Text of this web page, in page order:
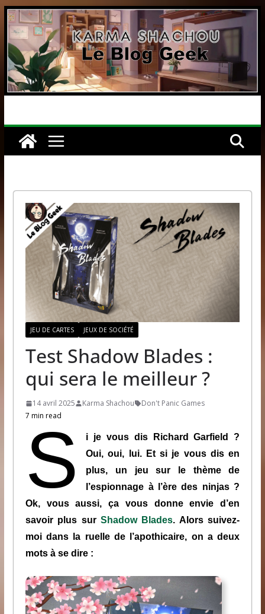
Passer
au
contenu
JEU DE CARTES JEUX DE SOCIÉTÉ
Test Shadow Blades :
qui sera le meilleur ?
14 avril 2025 Karma Shachou
Don't Panic Games
7 min read
S
i je vous dis Richard Garfield ?
Oui, oui, lui. Et si je vous dis en
plus, un jeu sur le thème de
l’espionnage à l’ère des ninjas ?
Ok, vous aussi, ça vous donne envie d’en
savoir plus sur Shadow Blades. Alors suivez-
moi dans la ruelle de l’apothicaire, on a deux
mots à se dire :